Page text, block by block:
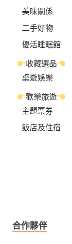
美味關係
二手好物
優活睡眠館
收藏選品
桌遊娛樂
歡樂旅遊
主題票券
飯店及住宿
合作夥伴